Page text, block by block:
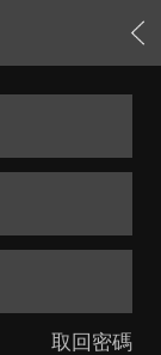
取回密碼